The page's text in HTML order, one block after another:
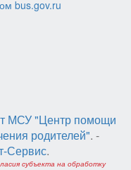
bus.gov.ru
МСУ "Центр помощи
родителей". -
Сервис.
субъекта на обработку